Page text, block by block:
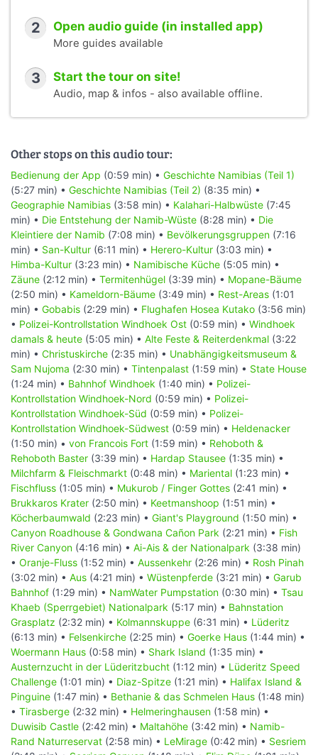
2 Open audio guide (in installed app)
More guides available
3 Start the tour on site!
Audio, map & infos - also available offline.
Other stops on this audio tour:
Bedienung der App (0:59 min) • Geschichte Namibias (Teil 1)
(5:27 min) • Geschichte Namibias (Teil 2) (8:35 min) •
Geographie Namibias (3:58 min) • Kalahari-Halbwüste (7:45
min) • Die Entstehung der Namib-Wüste (8:28 min) • Die
Kleintiere der Namib (7:08 min) • Bevölkerungsgruppen (7:16
min) • San-Kultur (6:11 min) • Herero-Kultur (3:03 min) •
Himba-Kultur (3:23 min) • Namibische Küche (5:05 min) •
Zäune (2:12 min) • Termitenhügel (3:39 min) • Mopane-Bäume
(2:50 min) • Kameldorn-Bäume (3:49 min) • Rest-Areas (1:01
min) • Gobabis (2:29 min) • Flughafen Hosea Kutako (3:56 min)
• Polizei-Kontrollstation Windhoek Ost (0:59 min) • Windhoek
damals & heute (5:05 min) • Alte Feste & Reiterdenkmal (3:22
min) • Christuskirche (2:35 min) • Unabhängigkeitsmuseum &
Sam Nujoma (2:30 min) • Tintenpalast (1:59 min) • State House
(1:24 min) • Bahnhof Windhoek (1:40 min) • Polizei-
Kontrollstation Windhoek-Nord (0:59 min) • Polizei-
Kontrollstation Windhoek-Süd (0:59 min) • Polizei-
Kontrollstation Windhoek-Südwest (0:59 min) • Heldenacker
(1:50 min) • von Francois Fort (1:59 min) • Rehoboth &
Rehoboth Baster (3:39 min) • Hardap Stausee (1:35 min) •
Milchfarm & Fleischmarkt (0:48 min) • Mariental (1:23 min) •
Fischfluss (1:05 min) • Mukurob / Finger Gottes (2:41 min) •
Brukkaros Krater (2:50 min) • Keetmanshoop (1:51 min) •
Köcherbaumwald (2:23 min) • Giant's Playground (1:50 min) •
Canyon Roadhouse & Gondwana Cañon Park (2:21 min) • Fish
River Canyon (4:16 min) • Ai-Ais & der Nationalpark (3:38 min)
• Oranje-Fluss (1:52 min) • Aussenkehr (2:26 min) • Rosh Pinah
(3:02 min) • Aus (4:21 min) • Wüstenpferde (3:21 min) • Garub
Bahnhof (1:29 min) • NamWater Pumpstation (0:30 min) • Tsau
Khaeb (Sperrgebiet) Nationalpark (5:17 min) • Bahnstation
Grasplatz (2:32 min) • Kolmannskuppe (6:31 min) • Lüderitz
(6:13 min) • Felsenkirche (2:25 min) • Goerke Haus (1:44 min) •
Woermann Haus (0:58 min) • Shark Island (1:35 min) •
Austernzucht in der Lüderitzbucht (1:12 min) • Lüderitz Speed
Challenge (1:01 min) • Diaz-Spitze (1:21 min) • Halifax Island &
Pinguine (1:47 min) • Bethanie & das Schmelen Haus (1:48 min)
• Tirasberge (2:32 min) • Helmeringhausen (1:58 min) •
Duwisib Castle (2:42 min) • Maltahöhe (3:42 min) • Namib-
Rand Naturreservat (2:58 min) • LeMirage (0:42 min) • Sesriem